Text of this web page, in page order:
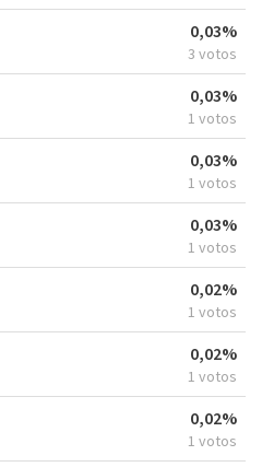
0,03%
3 votos
0,03%
1 votos
0,03%
1 votos
0,03%
1 votos
0,02%
1 votos
0,02%
1 votos
0,02%
1 votos